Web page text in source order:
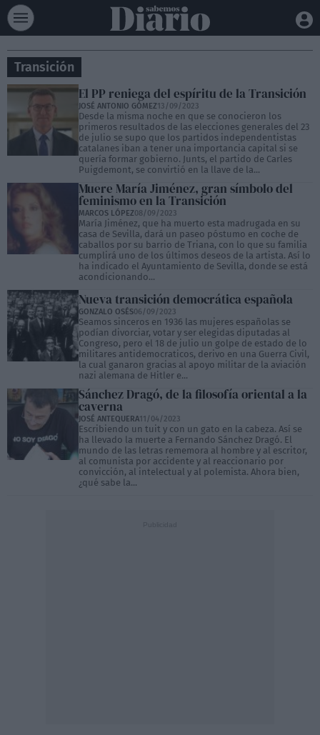
Transición
El PP reniega del espíritu de la Transición
JOSÉ ANTONIO GÓMEZ13/09/2023
Desde la misma noche en que se conocieron los
primeros resultados de las elecciones generales del 23
de julio se supo que los partidos independentistas
catalanes iban a tener una importancia capital si se
quería formar gobierno. Junts, el partido de Carles
Puigdemont, se convirtió en la llave de la...
Muere María Jiménez, gran símbolo del
feminismo en la Transición
MARCOS LÓPEZ08/09/2023
María Jiménez, que ha muerto esta madrugada en su
casa de Sevilla, dará un paseo póstumo en coche de
caballos por su barrio de Triana, con lo que su familia
cumplirá uno de los últimos deseos de la artista. Así lo
ha indicado el Ayuntamiento de Sevilla, donde se está
acondicionando...
Nueva transición democrática española
GONZALO OSÉS06/09/2023
Seamos sinceros en 1936 las mujeres españolas se
podían divorciar, votar y ser elegidas diputadas al
Congreso, pero el 18 de julio un golpe de estado de lo
militares antidemocraticos, derivo en una Guerra Civil,
la cual ganaron gracias al apoyo militar de la aviación
nazi alemana de Hitler e...
Sánchez Dragó, de la filosofía oriental a la
caverna
JOSÉ ANTEQUERA11/04/2023
Escribiendo un tuit y con un gato en la cabeza. Así se
ha llevado la muerte a Fernando Sánchez Dragó. El
mundo de las letras rememora al hombre y al escritor,
al comunista por accidente y al reaccionario por
convicción, al intelectual y al polemista. Ahora bien,
¿qué sabe la...